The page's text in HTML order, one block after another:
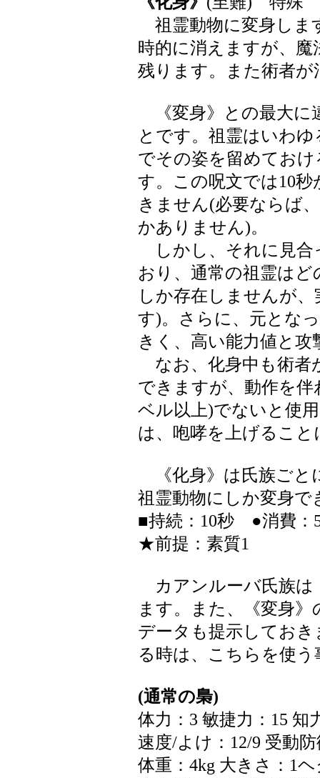
祖霊動物に変身しま
時的に消えますが、
残ります。また術者
《変身》との最大に
とです。祖霊はいわ
でその姿を留めてお
す。この呪文では10
きません(必要ならば
かありません)。
しかし、それに見合
おり、通常の祖霊はど
しか存在しませんが
す)。さらに、元とな
きく、高い能力値と
なお、化身中も術者
できますが、動作を
ベル以上)でないと使
は、咆哮を上げるこ
《化身》は氏族ごと
祖霊動物にしか変身で
■持続：10秒 ●消費
★前提：素質1
カアンルーバ氏族は
ます。また、《変身
データも提示してお
る時は、こちらを使
(通常の梟)
体力：3 敏捷力：15 知
速度/よけ：12/9 受動
体重：4kg 大きさ：1